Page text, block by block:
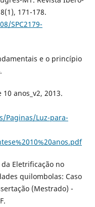
171-178.
SPC2179-
e o princípio
10 anos_v2, 2013.
Paginas/Luz-para-
da Eletrificação no
quilombolas: Caso
(Mestrado) -